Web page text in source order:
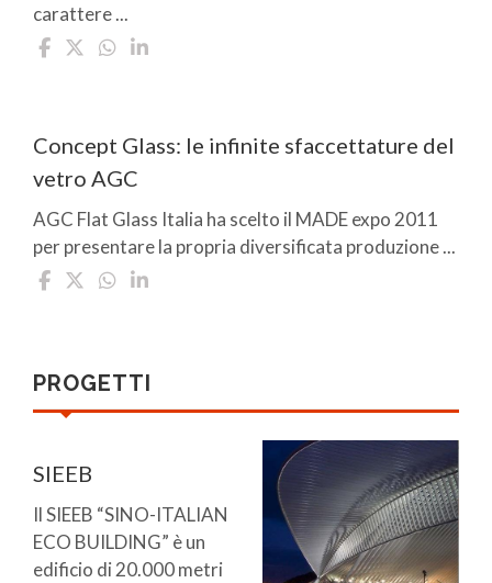
carattere ...
Concept Glass: le infinite sfaccettature del
vetro AGC
AGC Flat Glass Italia ha scelto il MADE expo 2011
per presentare la propria diversificata produzione ...
PROGETTI
SIEEB
Il SIEEB “SINO-ITALIAN
ECO BUILDING” è un
edificio di 20.000 metri